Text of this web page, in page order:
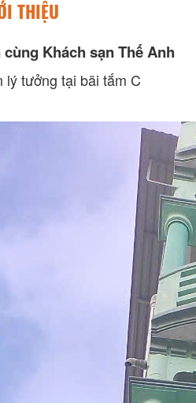
THIỆU
Khách sạn Thế Anh
tưởng tại bãi tắm C